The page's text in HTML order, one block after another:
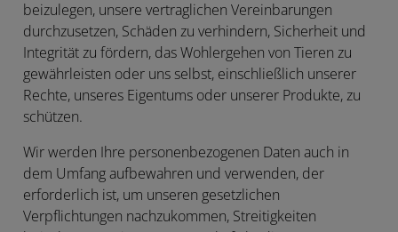
beizulegen, unsere vertraglichen Vereinbarungen
durchzusetzen, Schäden zu verhindern, Sicherheit und
Integrität zu fördern, das Wohlergehen von Tieren zu
gewährleisten oder uns selbst, einschließlich unserer
Rechte, unseres Eigentums oder unserer Produkte, zu
schützen.
Wir werden Ihre personenbezogenen Daten auch in
dem Umfang aufbewahren und verwenden, der
erforderlich ist, um unseren gesetzlichen
Verpflichtungen nachzukommen, Streitigkeiten